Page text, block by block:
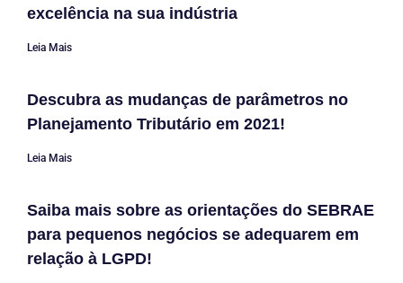
excelência na sua indústria
Leia Mais
Descubra as mudanças de parâmetros no
Planejamento Tributário em 2021!
Leia Mais
Saiba mais sobre as orientações do SEBRAE
para pequenos negócios se adequarem em
relação à LGPD!